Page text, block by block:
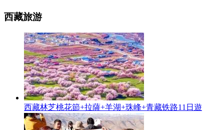
西藏旅游
西藏林芝桃花節+拉薩+羊湖+珠峰+青藏铁路11日遊